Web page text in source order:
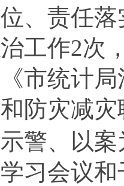
、责任
工作2次
市统计
防灾减
警、以
习会议